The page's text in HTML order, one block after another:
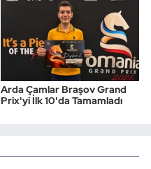
Arda Çamlar Braşov Grand
Prix'yi İlk 10'da Tamamladı